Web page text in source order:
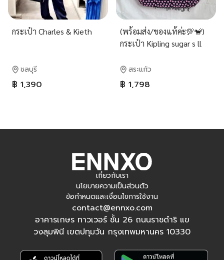
กระเป๋า Charles & Kieth
ชลบุรี
฿ 1,390
(พร้อมส่ง/ของแท้ค่ะ💯🐒)
กระเป๋า Kipling sugar s ll
สระแก้ว
฿ 1,798
เกี่ยวกับเรา
นโยบายความเป็นส่วนตัว
ข้อกำหนดและเงื่อนไขการใช้งาน
contact@ennxo.com
อาคารเกษร ทาวเวอร์ ชั้น 26 ถนนราชดำริ แข
วงลุมพินี เขตปทุมวัน กรุงเทพมหานคร 10330